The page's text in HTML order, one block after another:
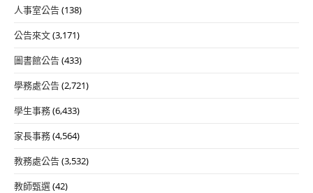
人事室公告(138)
公告來文(3,171)
圖書館公告(433)
學務處公告(2,721)
學生事務(6,433)
家長事務(4,564)
教務處公告(3,532)
教師甄選(42)